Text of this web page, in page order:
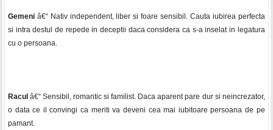
Gemeniâ€“ Nativ independent, liber si foare sensibil. Cauta iubirea perfecta
si intra destul de repede in deceptii daca considera ca s-a inselat in legatura
cu o persoana.
Racul â€“ Sensibil, romantic si familist. Daca aparent pare dur si neincrezator,
o data ce il convingi ca meriti va deveni cea mai iubitoare persoana de pe
pamant.